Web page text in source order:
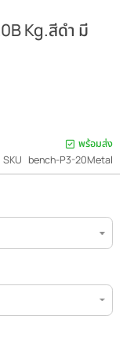
20B Kg.สีดำ มี
SKU bench-P3-